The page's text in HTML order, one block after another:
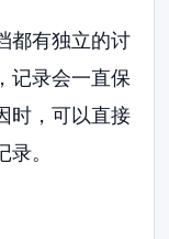
都有独立的讨
记录会一直保
时，可以直接
。